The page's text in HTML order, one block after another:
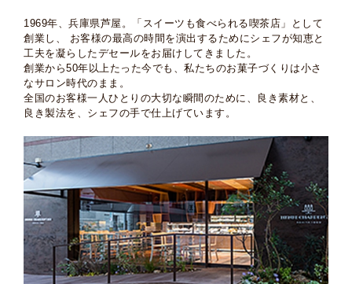
1969年、兵庫県芦屋。「スイーツも食べられる喫茶店」として
創業し、
お客様の最高の時間を演出するためにシェフが知恵と
工夫を凝らしたデセールをお届けしてきました。
創業から50年以上たった今でも、私たちのお菓子づくりは小さ
なサロン時代のまま。
全国のお客様一人ひとりの大切な瞬間のために、良き素材と、
良き製法を、シェフの手で仕上げています。